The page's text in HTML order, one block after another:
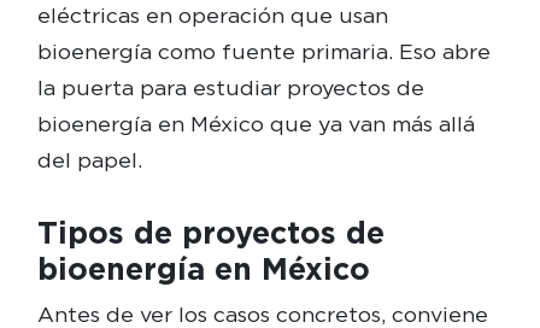
eléctricas en operación que usan
bioenergía como fuente primaria. Eso abre
la puerta para estudiar proyectos de
bioenergía en México que ya van más allá
del papel.
Tipos de proyectos de
bioenergía en México
Antes de ver los casos concretos, conviene